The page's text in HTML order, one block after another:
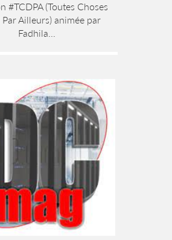
#TCDPA (Toutes Choses
Ailleurs) animée par
Fadhila...